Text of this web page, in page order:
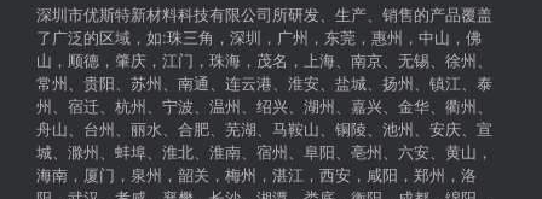
深圳市优斯特新材料科技有限公司所研发、生产、销售的产品覆盖
了广泛的区域，如:珠三角，深圳，广州，东莞，惠州，中山，佛
山，顺德，肇庆，江门，珠海，茂名，上海、南京、无锡、徐州、
常州、贵阳、苏州、南通、连云港、淮安、盐城、扬州、镇江、泰
州、宿迁、杭州、宁波、温州、绍兴、湖州、嘉兴、金华、衢州、
舟山、台州、丽水、合肥、芜湖、马鞍山、铜陵、池州、安庆、宣
城、滁州、蚌埠、淮北、淮南、宿州、阜阳、亳州、六安、黄山，
海南，厦门，泉州，韶关，梅州，湛江，西安，咸阳，郑州，洛